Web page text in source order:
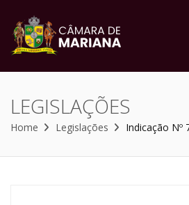
LEGISLAÇÕES
Home Legislações Indicação Nº